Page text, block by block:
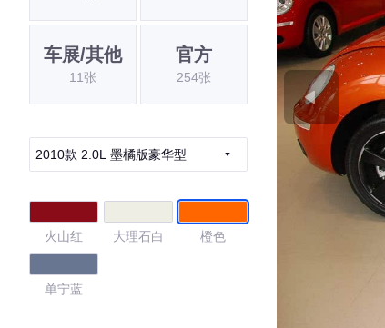
车展/其他
11张
官方
254张
2010款 2.0L 墨橘版豪华型
火山红 大理石白 橙色
单宁蓝